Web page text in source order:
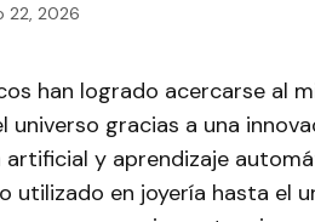
22, 2026
han logrado acercarse al
universo gracias a una
artificial y aprendizaje
utilizado en joyería hasta el